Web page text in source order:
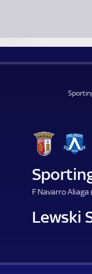
F Navarro Aliaga
Lewski